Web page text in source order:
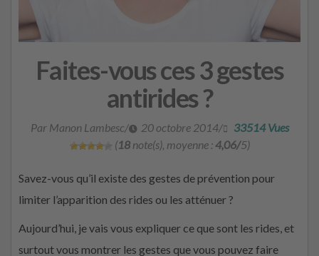
Faites-vous ces 3 gestes
antirides ?
Par Manon Lambesc/ 20 octobre 2014/
33514 Vues
(18note(s), moyenne : 4,06/5)
Savez-vous qu’il existe des gestes de prévention pour
limiter l’apparition des rides ou les atténuer ?
Aujourd’hui, je vais vous expliquer ce que sont les rides, et
surtout vous montrer les gestes que vous pouvez faire